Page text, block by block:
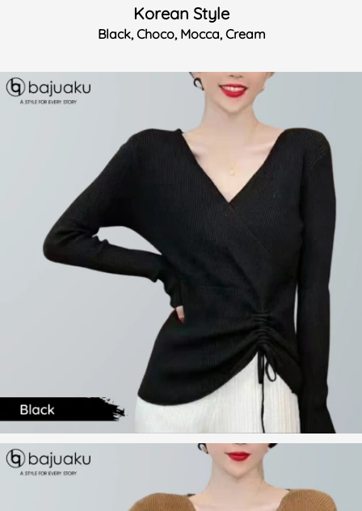
Korean Style
Black, Choco, Mocca, Cream